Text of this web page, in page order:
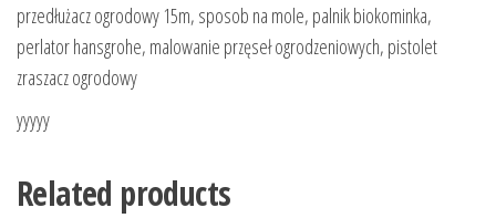
przedłużacz ogrodowy 15m, sposob na mole, palnik biokominka,
perlator hansgrohe, malowanie przęseł ogrodzeniowych, pistolet
zraszacz ogrodowy
yyyyy
Related products